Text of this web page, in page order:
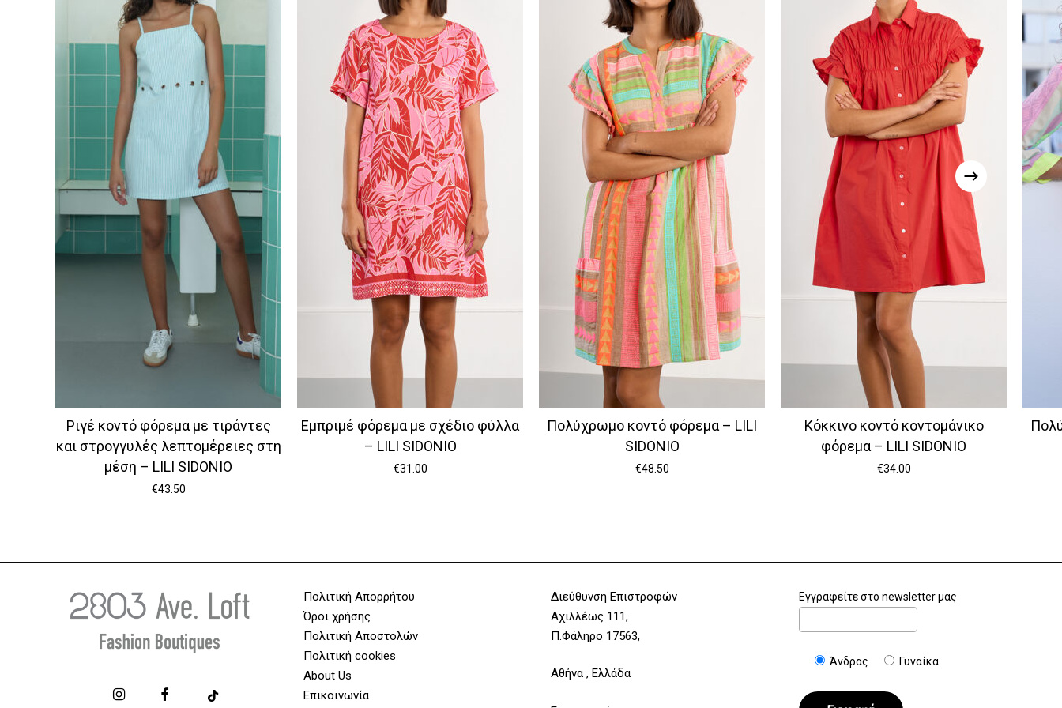
Ριγέ κοντό φόρεμα με τιράντες
και στρογγυλές λεπτομέρειες στη
μέση – LILI SIDONIO
€43.50
Εμπριμέ φόρεμα με σχέδιο φύλλα
– LILI SIDONIO
€31.00
Πολύχρωμο κοντό φόρεμα – LILI
SIDONIO
€48.50
Κόκκινο κοντό κοντομάνικο
φόρεμα – LILI SIDONIO
€34.00
Πολιτική Απορρήτου
Όροι χρήσης
Πολιτική Αποστολών
Πολιτική cookies
About Us
Επικοινωνία
Διεύθυνση Επιστροφών
Αχιλλέως 111,
Π.Φάληρο 17563,
Αθήνα , Ελλάδα
Εγγραφείτε στο newsletter μας
Άνδρας Γυναίκα